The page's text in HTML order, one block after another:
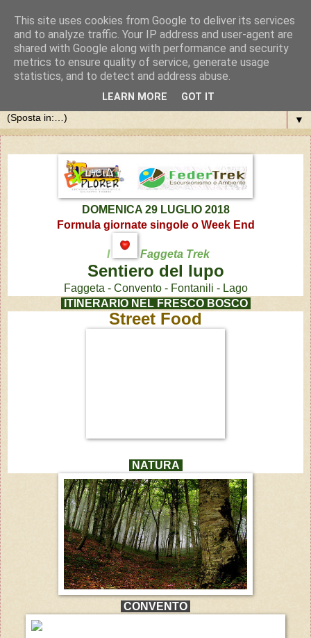
▼
DOMENICA 29 LUGLIO 2018
Formula giornate singole o Week End
I Faggeta Trek
Sentiero del lupo
Faggeta - Convento - Fontanili - Lago
ITINERARIO NEL FRESCO BOSCO
Street Food
NATURA
CONVENTO
This site uses cookies from Google to deliver its services
and to analyze traffic. Your IP address and user-agent are
shared with Google along with performance and security
metrics to ensure quality of service, generate usage
statistics, and to detect and address abuse.
LEARN MORE GOT IT